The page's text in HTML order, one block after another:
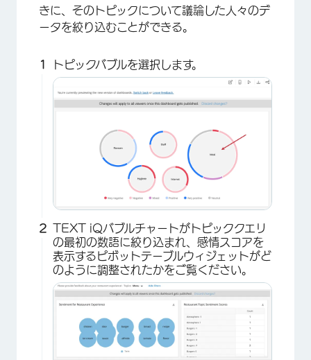
×
きに、そのトピックについて議論した人々のデ
ータを絞り込むことができる。
トピックバブルを選択します。
TEXT iQバブルチャートがトピッククエリ
の最初の数語に絞り込まれ、感情スコアを
表示するピボットテーブルウィジェットがど
のように調整されたかをご覧ください。